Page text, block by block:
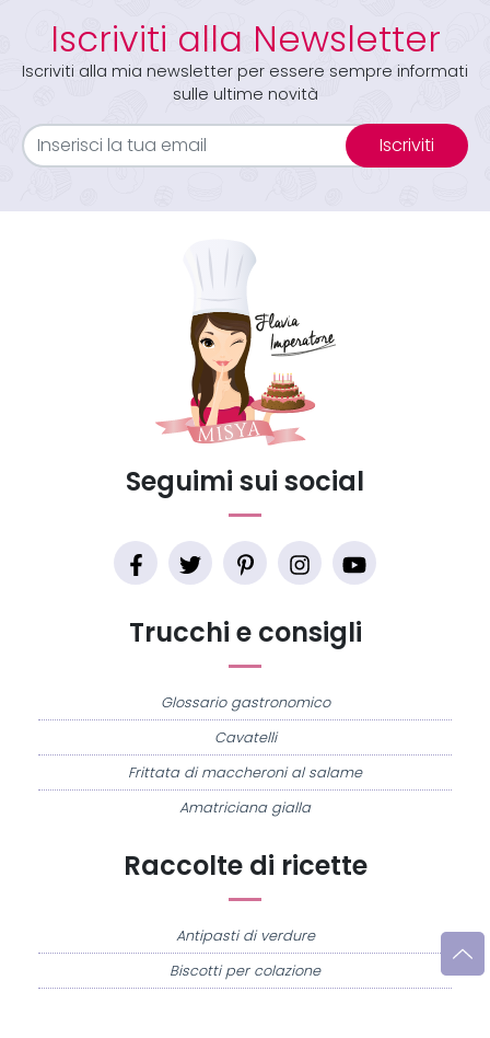
Iscriviti alla Newsletter
Iscriviti alla mia newsletter per essere sempre informati
sulle ultime novità
Iscriviti
Raccolte di ricette
Antipasti di verdure
Biscotti per colazione
Trucchi e consigli
Glossario gastronomico
Cavatelli
Frittata di maccheroni al salame
Amatriciana gialla
Seguimi sui social